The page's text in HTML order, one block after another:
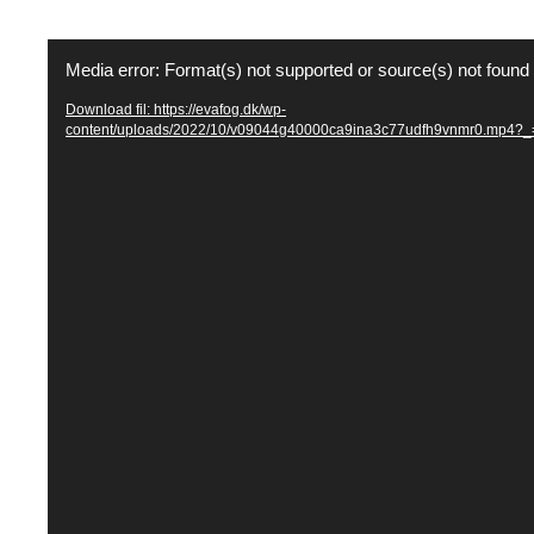
Media error: Format(s) not supported or source(s) not found
Download fil: https://evafog.dk/wp-
content/uploads/2022/10/